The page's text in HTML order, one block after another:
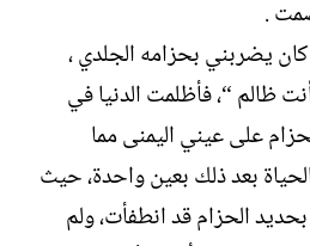
.
يضربني بحزامه الجلدي ،
ظالم “، فأظلمت الدنيا في
على عيني اليمنى مما
بعد ذلك بعين واحدة، حيث
الحزام قد انطفأت، ولم